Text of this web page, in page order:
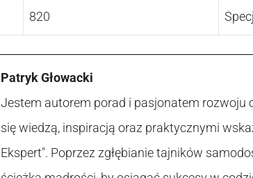
820
Patryk Głowacki
Jestem autorem porad i pasjonatem rozwoju
się wiedzą, inspiracją oraz praktycznymi
Ekspert". Poprzez zgłębianie tajników